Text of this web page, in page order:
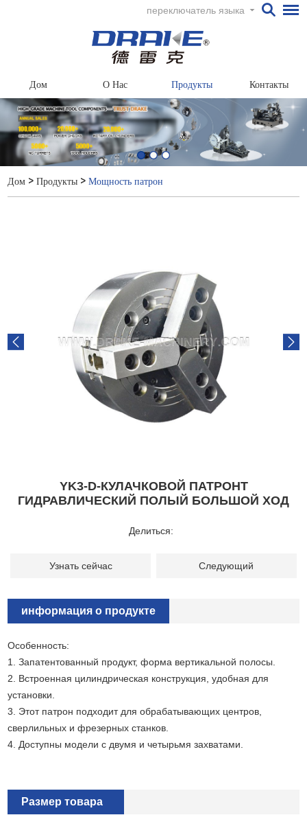
переключатель языка
Дом О Нас Продукты Контакты
Дом >Продукты >Мощность патрон
YK3-D-КУЛАЧКОВОЙ ПАТРОНТ
ГИДРАВЛИЧЕСКИЙ ПОЛЫЙ БОЛЬШОЙ ХОД
Делиться:
Узнать сейчас Следующий
информация о продукте
Особенность:
1. Запатентованный продукт, форма вертикальной полосы.
2. Встроенная цилиндрическая конструкция, удобная для
установки.
3. Этот патрон подходит для обрабатывающих центров,
сверлильных и фрезерных станков.
4. Доступны модели с двумя и четырьмя захватами.
Размер товара